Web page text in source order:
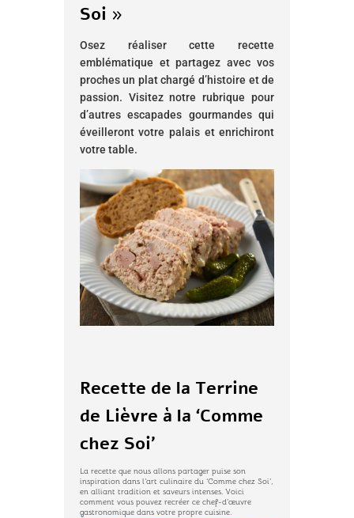
Soi »
Osez réaliser cette recette
emblématique et partagez avec vos
proches un plat chargé d’histoire et de
passion. Visitez notre rubrique pour
d’autres escapades gourmandes qui
éveilleront votre palais et enrichiront
votre table.
Recette de la Terrine
de Lièvre à la ‘Comme
chez Soi’
La recette que nous allons partager puise son
inspiration dans l’art culinaire du ‘Comme chez Soi’,
en alliant tradition et saveurs intenses. Voici
comment vous pouvez recréer ce chef-d’œuvre
gastronomique dans votre propre cuisine.